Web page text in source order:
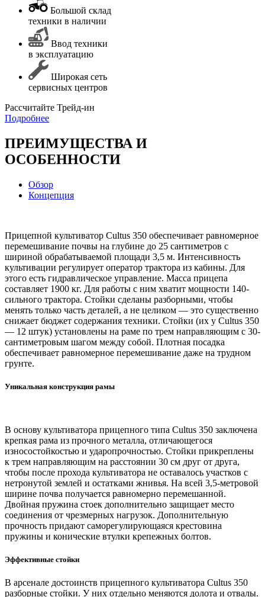
Большой склад
техники в наличии
Ввод техники
в эксплуатацию
Широкая сеть
сервисных центров
Раcсчитайте Трейд-ин
Подробнее
ПРЕИМУЩЕСТВА И
ОСОБЕННОСТИ
Обзор
Концепция
Прицепной культиватор Cultus 350 обеспечивает равномерное
перемешивание почвы на глубине до 25 сантиметров с
шириной обрабатываемой площади 3,5 м. Интенсивность
культивации регулирует оператор трактора из кабины. Для
этого есть гидравлическое управление. Масса прицепа
составляет 1900 кг. Для работы с ним хватит мощности 140-
сильного трактора. Стойки сделаны разборными, чтобы
менять только часть деталей, а не целиком — это существенно
снижает бюджет содержания техники. Стойки (их у Cultus 350
— 12 штук) установлены на раме по трем направляющим с 30-
сантиметровым шагом между собой. Плотная посадка
обеспечивает равномерное перемешивание даже на трудном
грунте.
Уникальная конструкция рамы
В основу культиватора прицепного типа Cultus 350 заключена
крепкая рама из прочного металла, отличающегося
износостойкостью и ударопрочностью. Стойки прикреплены
к трем направляющим на расстоянии 30 см друг от друга,
чтобы после прохода культиватора не оставалось участков с
нетронутой землей и остатками жнивья. На всей 3,5-метровой
ширине почва получается равномерно перемешанной.
Двойная пружина стоек дополнительно защищает место
соединения от чрезмерных нагрузок. Дополнительную
прочность придают саморегулирующаяся крестовина
пружины и конические втулки крепежных болтов.
Эффективные стойки
В арсенале достоинств прицепного культиватора Cultus 350
разборные стойки. У них отдельно меняются долота и отвалы.